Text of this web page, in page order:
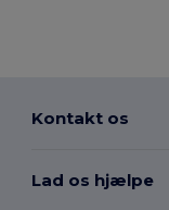
Kontakt os
Lad os hjælpe